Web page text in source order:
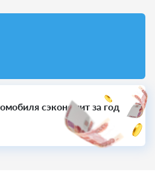
сэкономит за год